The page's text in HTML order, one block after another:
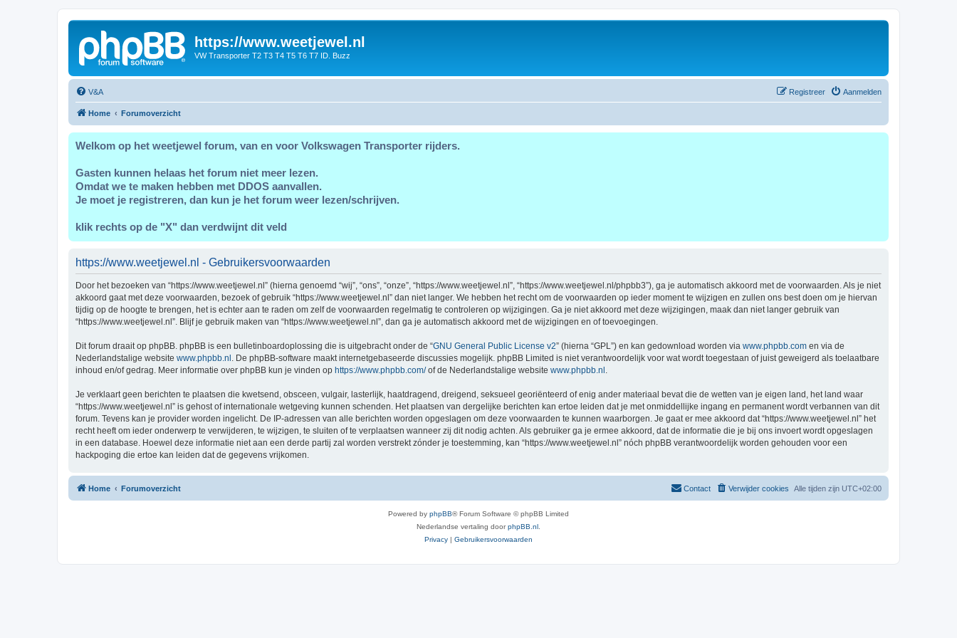
https://www.weetjewel.nl
VW Transporter T2 T3 T4 T5 T6 T7 ID. Buzz
V&A Aanmelden
Registreer
Home Forumoverzicht
Welkom op het weetjewel forum, van en voor Volkswagen Transporter rijders.
Gasten kunnen helaas het forum niet meer lezen.
Omdat we te maken hebben met DDOS aanvallen.
Je moet je registreren, dan kun je het forum weer lezen/schrijven.
klik rechts op de "X" dan verdwijnt dit veld
https://www.weetjewel.nl - Gebruikersvoorwaarden
Door het bezoeken van “https://www.weetjewel.nl” (hierna genoemd “wij”, “ons”, “onze”, “https://www.weetjewel.nl”, “https://www.weetjewel.nl/phpbb3”), ga je automatisch akkoord met de voorwaarden. Als je niet
akkoord gaat met deze voorwaarden, bezoek of gebruik “https://www.weetjewel.nl” dan niet langer. We hebben het recht om de voorwaarden op ieder moment te wijzigen en zullen ons best doen om je hiervan
tijdig op de hoogte te brengen, het is echter aan te raden om zelf de voorwaarden regelmatig te controleren op wijzigingen. Ga je niet akkoord met deze wijzigingen, maak dan niet langer gebruik van
“https://www.weetjewel.nl”. Blijf je gebruik maken van “https://www.weetjewel.nl”, dan ga je automatisch akkoord met de wijzigingen en of toevoegingen.
Dit forum draait op phpBB. phpBB is een bulletinboardoplossing die is uitgebracht onder de “GNU General Public License v2” (hierna “GPL”) en kan gedownload worden via www.phpbb.com en via de
Nederlandstalige website www.phpbb.nl . De phpBB-software maakt internetgebaseerde discussies mogelijk. phpBB Limited is niet verantwoordelijk voor wat wordt toegestaan of juist geweigerd als toelaatbare
inhoud en/of gedrag. Meer informatie over phpBB kun je vinden op https://www.phpbb.com/of de Nederlandstalige website www.phpbb.nl
Je verklaart geen berichten te plaatsen die kwetsend, obsceen, vulgair, lasterlijk, haatdragend, dreigend, seksueel georiënteerd of enig ander materiaal bevat die de wetten van je eigen land, het land waar
“https://www.weetjewel.nl” is gehost of internationale wetgeving kunnen schenden. Het plaatsen van dergelijke berichten kan ertoe leiden dat je met onmiddellijke ingang en permanent wordt verbannen van dit
forum. Tevens kan je provider worden ingelicht. De IP-adressen van alle berichten worden opgeslagen om deze voorwaarden te kunnen waarborgen. Je gaat er mee akkoord dat “https://www.weetjewel.nl” het
recht heeft om ieder onderwerp te verwijderen, te wijzigen, te sluiten of te verplaatsen wanneer zij dit nodig achten. Als gebruiker ga je ermee akkoord, dat de informatie die je bij ons invoert wordt opgeslagen
in een database. Hoewel deze informatie niet aan een derde partij zal worden verstrekt zónder je toestemming, kan “https://www.weetjewel.nl” nóch phpBB verantwoordelijk worden gehouden voor een
hackpoging die ertoe kan leiden dat de gegevens vrijkomen.
Home Forumoverzicht Alle tijden zijn UTC+02:00
Verwijder cookies
Contact
Powered by phpBB® Forum Software © phpBB Limited
Nederlandse vertaling doorphpBB.nl
Privacy | Gebruikersvoorwaarden